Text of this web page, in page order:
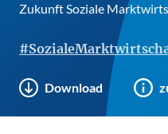
Zukunft Soziale
Download